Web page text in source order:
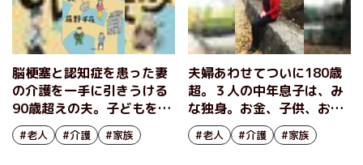
脳梗塞と認知症を患った妻
の介護を一手に引きうける
90歳超えの夫。子どもを当
てにせず、困難を笑い飛ば
して生きる。ヒット作『じ
#老人 #介護 #家族
夫婦あわせてついに180歳
超。３人の中年息子は、み
な独身。お金、子供、お
墓、悩んでも仕方ない！
令和を生きるシニア世代の
#老人 #介護 #家族